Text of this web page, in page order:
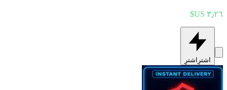
اشترِ اشترِ